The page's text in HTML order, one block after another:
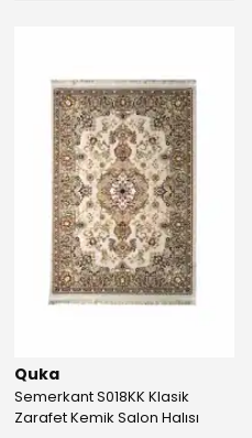
Quka
Semerkant S018KK Klasik
Zarafet Kemik Salon Halısı